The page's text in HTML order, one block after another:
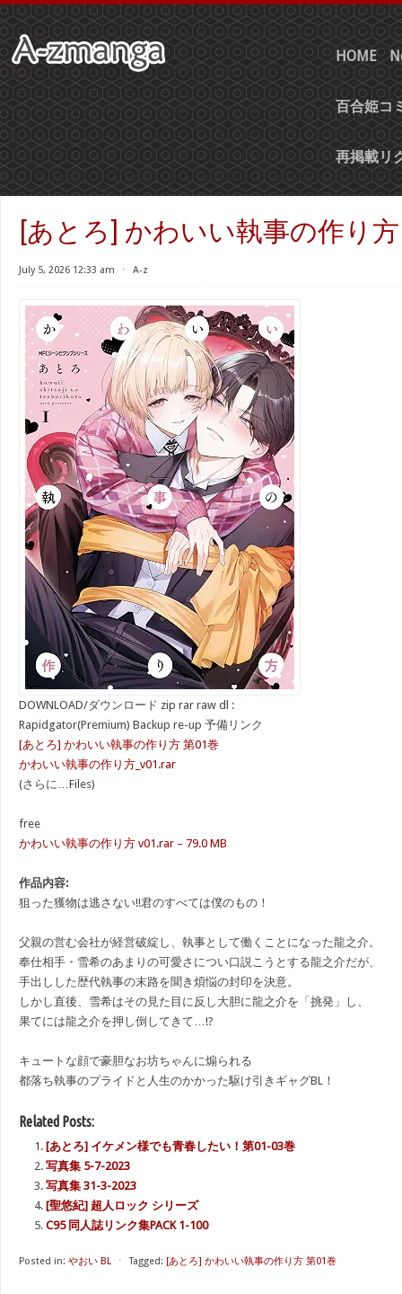
HOME
百合姫コ
再掲載リ
[あとろ] かわいい執事の作り方
July 5, 2026 12:33 am ⋅ A-z
DOWNLOAD/ダウンロード zip rar raw dl :
Rapidgator(Premium) Backup re-up 予備リンク
[あとろ] かわいい執事の作り方 第01巻
かわいい執事の作り方_v01.rar
(さらに…Files)
free
かわいい執事の作り方 v01.rar – 79.0 MB
作品内容:
狙った獲物は逃さない!!君のすべては僕のもの！
父親の営む会社が経営破綻し、執事として働くことになった龍之介。
奉仕相手・雪希のあまりの可愛さについ口説こうとする龍之介だが、
手出しした歴代執事の末路を聞き煩悩の封印を決意。
しかし直後、雪希はその見た目に反し大胆に龍之介を「挑発」し、
果てには龍之介を押し倒してきて…!?
キュートな顔で豪胆なお坊ちゃんに煽られる
都落ち執事のプライドと人生のかかった駆け引きギャグBL！
Related Posts:
[あとろ] イケメン様でも青春したい！第01-03巻
写真集 5-7-2023
写真集 31-3-2023
[聖悠紀] 超人ロック シリーズ
C95 同人誌リンク集PACK 1-100
Posted in: やおい BL ⋅ Tagged: [あとろ] かわいい執事の作り方 第01巻